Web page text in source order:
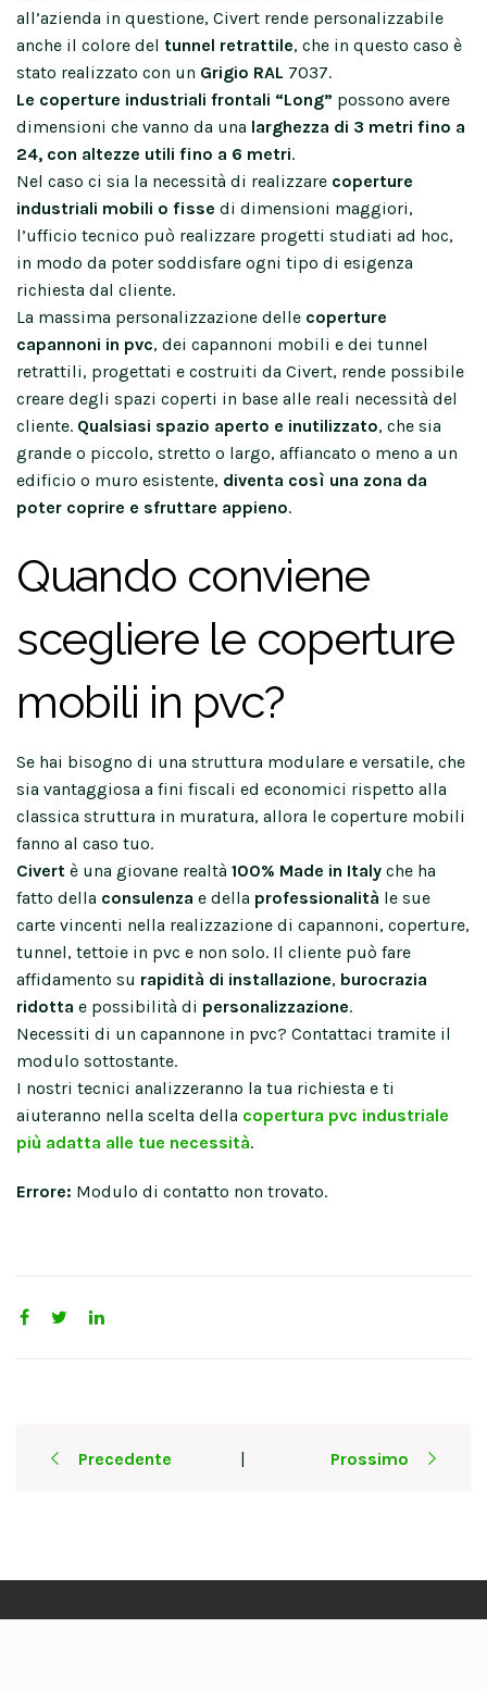
all’azienda in questione, Civert rende personalizzabile
anche il colore del tunnel retrattile, che in questo caso è
stato realizzato con un Grigio RAL 7037.
Le coperture industriali frontali “Long” possono avere
dimensioni che vanno da una larghezza di 3 metri fino a
24, con altezze utili fino a 6 metri.
Nel caso ci sia la necessità di realizzare coperture
industriali mobili o fisse di dimensioni maggiori,
l’ufficio tecnico può realizzare progetti studiati ad hoc,
in modo da poter soddisfare ogni tipo di esigenza
richiesta dal cliente.
La massima personalizzazione delle coperture
capannoni in pvc, dei capannoni mobili e dei tunnel
retrattili, progettati e costruiti da Civert, rende possibile
creare degli spazi coperti in base alle reali necessità del
cliente. Qualsiasi spazio aperto e inutilizzato, che sia
grande o piccolo, stretto o largo, affiancato o meno a un
edificio o muro esistente, diventa così una zona da
poter coprire e sfruttare appieno.
Quando conviene
scegliere le coperture
mobili in pvc?
Se hai bisogno di una struttura modulare e versatile, che
sia vantaggiosa a fini fiscali ed economici rispetto alla
classica struttura in muratura, allora le coperture mobili
fanno al caso tuo.
Civert è una giovane realtà 100% Made in Italy che ha
fatto della consulenza e della professionalità le sue
carte vincenti nella realizzazione di capannoni, coperture,
tunnel, tettoie in pvc e non solo. Il cliente può fare
affidamento su rapidità di installazione, burocrazia
ridotta e possibilità di personalizzazione.
Necessiti di un capannone in pvc? Contattaci tramite il
modulo sottostante.
I nostri tecnici analizzeranno la tua richiesta e ti
aiuteranno nella scelta della copertura pvc industriale
più adatta alle tue necessità.
Errore: Modulo di contatto non trovato.
navigationPrecedente | Prossimo